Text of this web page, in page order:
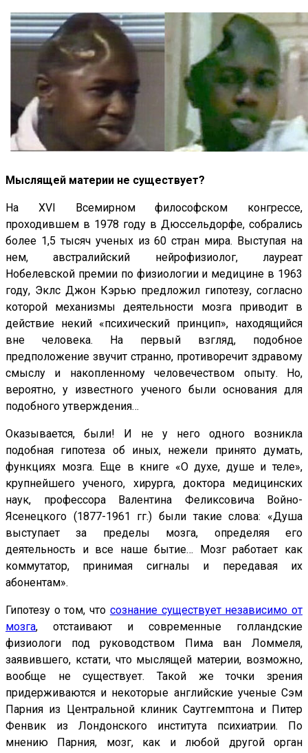
Мыслящей материи не существует?
На XVI Всемирном философском конгрессе,
проходившем в 1978 году в Дюссельдорфе, собрались
более 1,5 тысяч ученых из 60 стран мира. Выступая на
нем, австралийский нейрофизиолог, лауреат
Нобелевской премии по физиологии и медицине в 1963
году, Эклс Джон Кэрью предложил гипотезу, согласно
которой механизмы деятельности мозга приводит в
действие некий «психический принцип», находящийся
вне человека. На первый взгляд, подобное
предположение звучит странно, противоречит здравому
смыслу и накопленному человечеством опыту. Но,
вероятно, у известного ученого были основания для
подобного утверждения…
Оказывается, были! И не у него одного возникла
подобная гипотеза об иных, нежели принято думать,
функциях мозга. Еще в книге «О духе, душе и теле»,
крупнейшего ученого, хирурга, доктора медицинских
наук, профессора Валентина Феликсовича Войно-
Ясенецкого (1877-1961 гг.) были такие слова: «Душа
выступает за пределы мозга, определяя его
деятельность и все наше бытие… Мозг работает как
коммутатор, принимая сигналы и передавая их
абонентам».
Гипотезу о том, что сознание существует независимо от
мозга, отстаивают и современные голландские
физиологи под руководством Пима ван Ломмеля,
заявившего, кстати, что мыслящей материи, возможно,
вообще не существует. Такой же точки зрения
придерживаются и некоторые английские ученые Сэм
Парния из Центральной клиник Саутгемптона и Питер
Фенвик из Лондонского института психиатрии. По
мнению Парния, мозг, как и любой другой орган